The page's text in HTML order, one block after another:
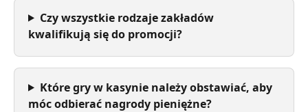
Czy wszystkie rodzaje zakładów
kwalifikują się do promocji?
Które gry w kasynie należy obstawiać, aby
móc odbierać nagrody pieniężne?